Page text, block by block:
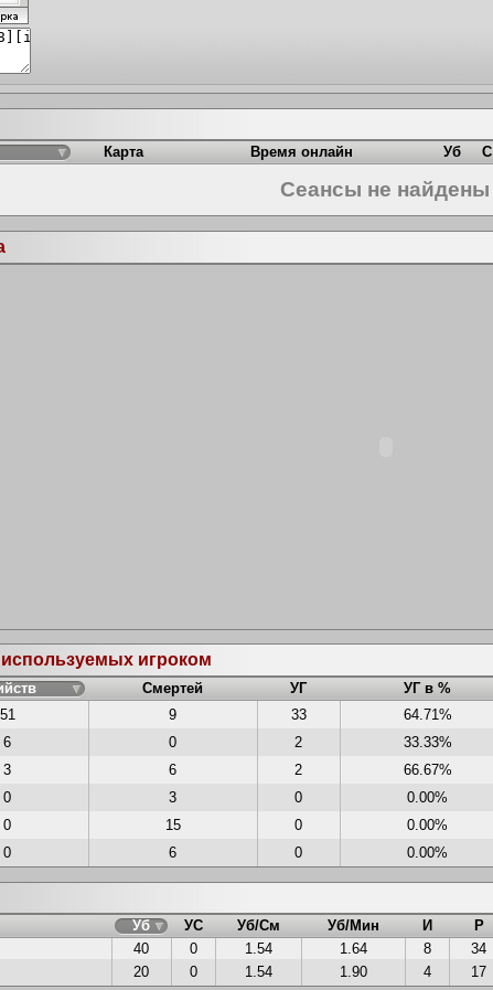
Карта Время онлайн Уб С
Сеансы не найдены
игроком
Смертей УГ УГ в %
51
9 33 64.71%
6
0 2 33.33%
3
6 2 66.67%
0
3 0 0.00%
0
15 0 0.00%
0
6 0 0.00%
Уб УС Уб/См Уб/Мин И Р
40 0 1.54 1.64 8 34
20 0 1.54 1.90 4 17